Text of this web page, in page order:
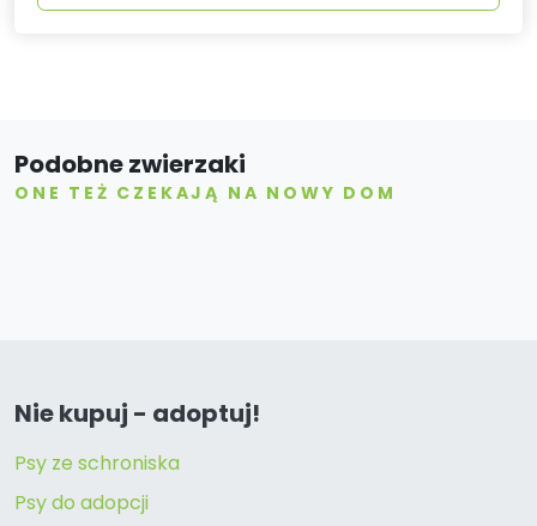
Podobne zwierzaki
ONE TEŻ CZEKAJĄ NA NOWY DOM
Nie kupuj - adoptuj!
Psy ze schroniska
Psy do adopcji